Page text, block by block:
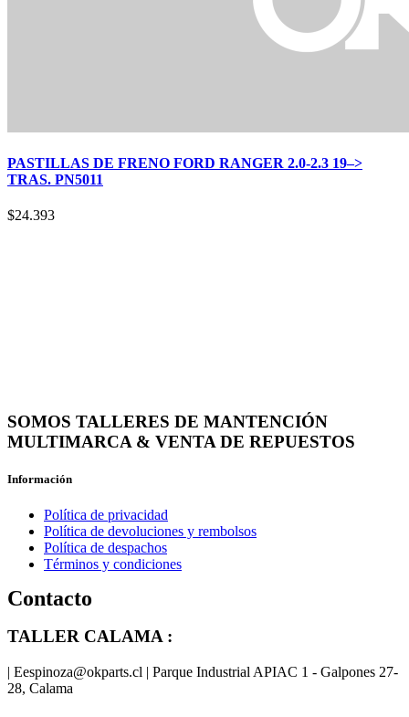
PASTILLAS DE FRENO FORD RANGER 2.0-2.3 19–>
TRAS. PN5011
$24.393
SOMOS TALLERES DE MANTENCIÓN
MULTIMARCA & VENTA DE REPUESTOS
Información
Política de privacidad
Política de devoluciones y rembolsos
Política de despachos
Términos y condiciones
Contacto
TALLER CALAMA :
| Eespinoza@okparts.cl | Parque Industrial APIAC 1 - Galpones 27-
28, Calama